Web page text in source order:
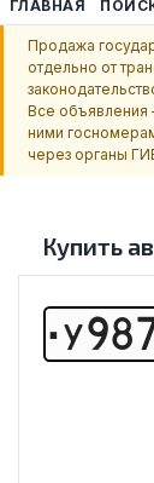
ГЛАВНАЯ
Продажа
отдельно от
Все объявления
ними
через органы
Купить
У98